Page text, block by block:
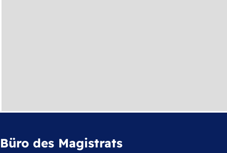
Büro des Magistrats